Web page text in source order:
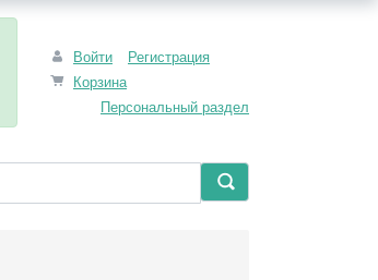
Войти
Регистрация
Корзина
Персональный раздел